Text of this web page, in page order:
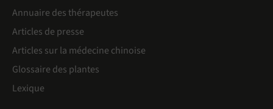
Annuaire des thérapeutes
Articles de presse
Articles sur la médecine chinoise
Glossaire des plantes
Lexique